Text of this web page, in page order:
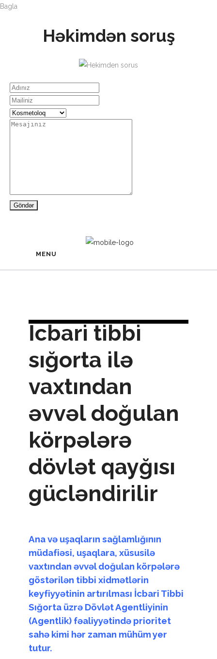
Bagla
Həkimdən soruş
MENU
İcbari tibbi
sığorta ilə
vaxtından
əvvəl doğulan
körpələrə
dövlət qayğısı
gücləndirilir
Ana və uşaqların sağlamlığının
müdafiəsi, uşaqlara, xüsusilə
vaxtından əvvəl doğulan körpələrə
göstərilən tibbi xidmətlərin
keyfiyyətinin artırılması İcbari Tibbi
Sığorta üzrə Dövlət Agentliyinin
(Agentlik) fəaliyyətində prioritet
sahə kimi hər zaman mühüm yer
tutur.